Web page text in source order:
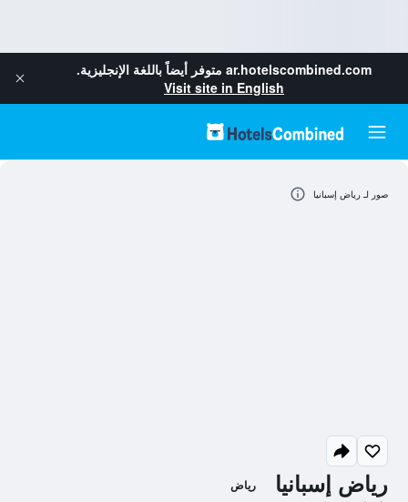
ar.hotelscombined.com متوفر أيضاً باللغة الإنجليزية.
Visit site in English
رياض إسبانيا رياض
صور لـ رياض إسبانيا